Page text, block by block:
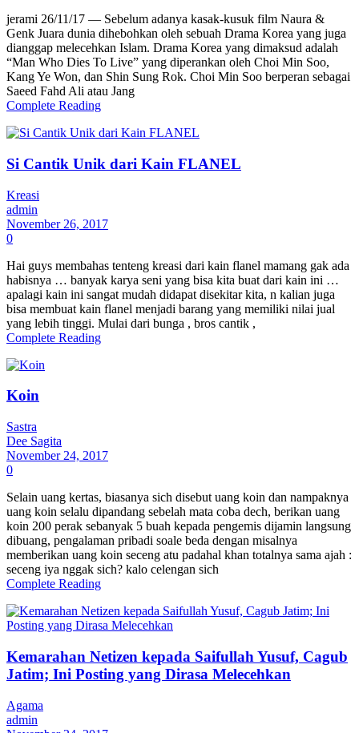
jerami 26/11/17 — Sebelum adanya kasak-kusuk film Naura &
Genk Juara dunia dihebohkan oleh sebuah Drama Korea yang juga
dianggap melecehkan Islam. Drama Korea yang dimaksud adalah
“Man Who Dies To Live” yang diperankan oleh Choi Min Soo,
Kang Ye Won, dan Shin Sung Rok. Choi Min Soo berperan sebagai
Saeed Fahd Ali atau Jang
Complete Reading
Si Cantik Unik dari Kain FLANEL
Kreasi
admin
November 26, 2017
0
Hai guys membahas tenteng kreasi dari kain flanel mamang gak ada
habisnya … banyak karya seni yang bisa kita buat dari kain ini …
apalagi kain ini sangat mudah didapat disekitar kita, n kalian juga
bisa membuat kain flanel menjadi barang yang memiliki nilai jual
yang lebih tinggi. Mulai dari bunga , bros cantik ,
Complete Reading
Koin
Sastra
Dee Sagita
November 24, 2017
0
Selain uang kertas, biasanya sich disebut uang koin dan nampaknya
uang koin selalu dipandang sebelah mata coba dech, berikan uang
koin 200 perak sebanyak 5 buah kepada pengemis dijamin langsung
dibuang, pengalaman pribadi soale beda dengan misalnya
memberikan uang koin seceng atu padahal khan totalnya sama ajah :
seceng iya nggak sich? kalo celengan sich
Complete Reading
Kemarahan Netizen kepada Saifullah Yusuf, Cagub
Jatim; Ini Posting yang Dirasa Melecehkan
Agama
admin